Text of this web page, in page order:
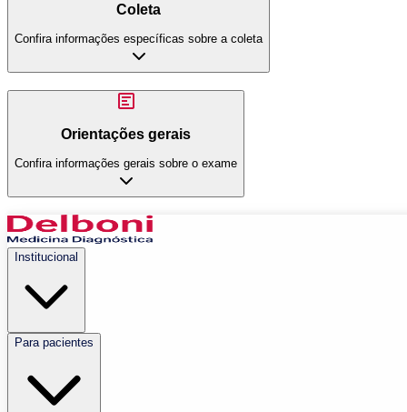
Coleta
Confira informações específicas sobre a coleta
Orientações gerais
Confira informações gerais sobre o exame
Institucional
Para pacientes